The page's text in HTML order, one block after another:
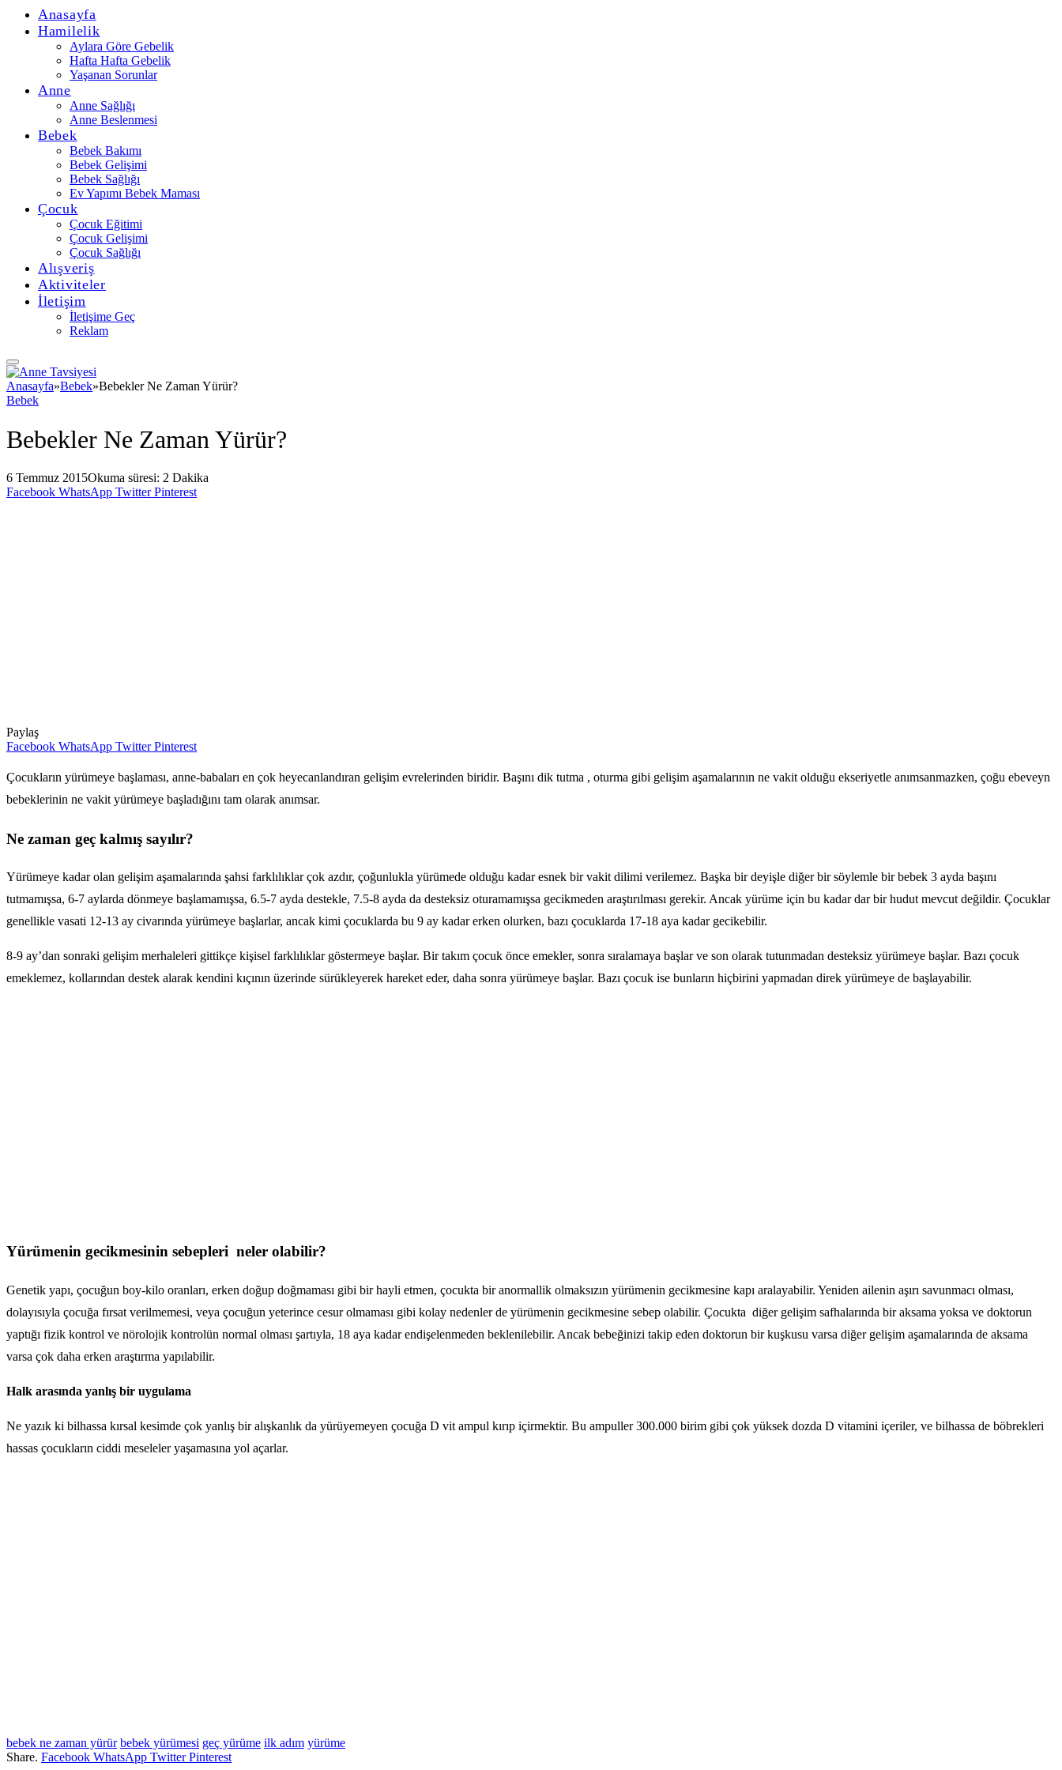
Anasayfa
Hamilelik
Aylara Göre Gebelik
Hafta Hafta Gebelik
Yaşanan Sorunlar
Anne
Anne Sağlığı
Anne Beslenmesi
Bebek
Bebek Bakımı
Bebek Gelişimi
Bebek Sağlığı
Ev Yapımı Bebek Maması
Çocuk
Çocuk Eğitimi
Çocuk Gelişimi
Çocuk Sağlığı
Alışveriş
Aktiviteler
İletişim
İletişime Geç
Reklam
Anasayfa»Bebek»Bebekler Ne Zaman Yürür?
Bebek
Bebekler Ne Zaman Yürür?
6 Temmuz 2015Okuma süresi: 2 Dakika
Facebook WhatsApp Twitter Pinterest
Paylaş
Facebook WhatsApp Twitter Pinterest
Çocukların yürümeye başlaması, anne-babaları en çok heyecanlandıran gelişim evrelerinden biridir. Başını dik tutma , oturma gibi gelişim aşamalarının ne vakit olduğu ekseriyetle anımsanmazken, çoğu ebeveyn
bebeklerinin ne vakit yürümeye başladığını tam olarak anımsar.
Ne zaman geç kalmış sayılır?
Yürümeye kadar olan gelişim aşamalarında şahsi farklılıklar çok azdır, çoğunlukla yürümede olduğu kadar esnek bir vakit dilimi verilemez. Başka bir deyişle diğer bir söylemle bir bebek 3 ayda başını
tutmamışsa, 6-7 aylarda dönmeye başlamamışsa, 6.5-7 ayda destekle, 7.5-8 ayda da desteksiz oturamamışsa gecikmeden araştırılması gerekir. Ancak yürüme için bu kadar dar bir hudut mevcut değildir. Çocuklar
genellikle vasati 12-13 ay civarında yürümeye başlarlar, ancak kimi çocuklarda bu 9 ay kadar erken olurken, bazı çocuklarda 17-18 aya kadar gecikebilir.
8-9 ay’dan sonraki gelişim merhaleleri gittikçe kişisel farklılıklar göstermeye başlar. Bir takım çocuk önce emekler, sonra sıralamaya başlar ve son olarak tutunmadan desteksiz yürümeye başlar. Bazı çocuk
emeklemez, kollarından destek alarak kendini kıçının üzerinde sürükleyerek hareket eder, daha sonra yürümeye başlar. Bazı çocuk ise bunların hiçbirini yapmadan direk yürümeye de başlayabilir.
Yürümenin gecikmesinin sebepleri neler olabilir?
Genetik yapı, çocuğun boy-kilo oranları, erken doğup doğmaması gibi bir hayli etmen, çocukta bir anormallik olmaksızın yürümenin gecikmesine kapı aralayabilir. Yeniden ailenin aşırı savunmacı olması,
dolayısıyla çocuğa fırsat verilmemesi, veya çocuğun yeterince cesur olmaması gibi kolay nedenler de yürümenin gecikmesine sebep olabilir. Çocukta diğer gelişim safhalarında bir aksama yoksa ve doktorun
yaptığı fizik kontrol ve nörolojik kontrolün normal olması şartıyla, 18 aya kadar endişelenmeden beklenilebilir. Ancak bebeğinizi takip eden doktorun bir kuşkusu varsa diğer gelişim aşamalarında de aksama
varsa çok daha erken araştırma yapılabilir.
Halk arasında yanlış bir uygulama
Ne yazık ki bilhassa kırsal kesimde çok yanlış bir alışkanlık da yürüyemeyen çocuğa D vit ampul kırıp içirmektir. Bu ampuller 300.000 birim gibi çok yüksek dozda D vitamini içeriler, ve bilhassa de böbrekleri
hassas çocukların ciddi meseleler yaşamasına yol açarlar.
bebek ne zaman yürür bebek yürümesi geç yürüme ilk adım yürüme
Share. Facebook WhatsApp Twitter Pinterest